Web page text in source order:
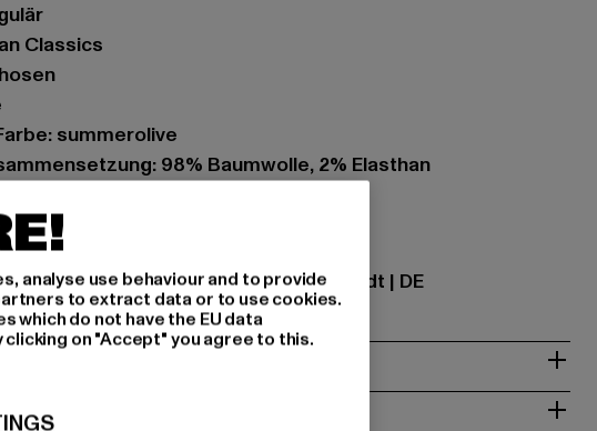
Classics
summerolive
98% Baumwolle, 2% Elasthan
International GmbH |
Straße 7 | 64372 Ober-Ramstadt | DE
GRÖSSE & PASSFORM
analyse use behaviour and to provide
to extract data or to use cookies.
which do not have the EU data
on "Accept" you agree to this.